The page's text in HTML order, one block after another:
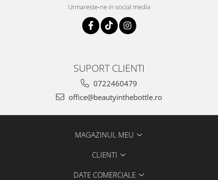
Urmareste-ne in social media
SUPORT CLIENTI
0722460479
office@beautyinthebottle.ro
MAGAZINUL MEU
CLIENTI
DATE COMERCIALE